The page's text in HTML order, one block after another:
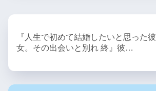
『人生で初めて結婚したいと思った彼
女。その出会いと別れ 終』彼…